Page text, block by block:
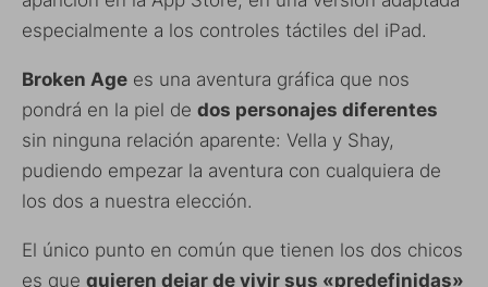
especialmente a los controles táctiles del iPad.
Broken Age es una aventura gráfica que nos
pondrá en la piel de dos personajes diferentes
sin ninguna relación aparente: Vella y Shay,
pudiendo empezar la aventura con cualquiera de
los dos a nuestra elección.
El único punto en común que tienen los dos chicos
es que quieren dejar de vivir sus «predefinidas»